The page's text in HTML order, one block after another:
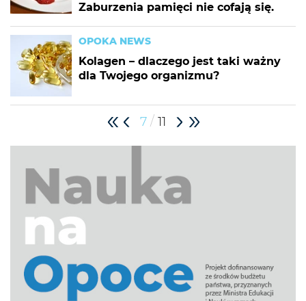
Zaburzenia pamięci nie cofają się.
OPOKA NEWS
Kolagen – dlaczego jest taki ważny
dla Twojego organizmu?
7 / 11